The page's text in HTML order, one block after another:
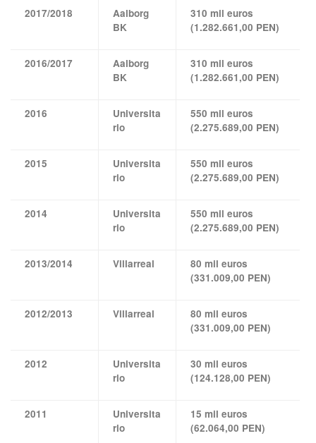
2017/2018
Aalborg
BK
310 mil euros
(1.282.661,00 PEN)
2016/2017
Aalborg
BK
310 mil euros
(1.282.661,00 PEN)
2016
Universita
rio
550 mil euros
(2.275.689,00 PEN)
2015
Universita
rio
550 mil euros
(2.275.689,00 PEN)
2014
Universita
rio
550 mil euros
(2.275.689,00 PEN)
2013/2014 Villarreal
80 mil euros
(331.009,00 PEN)
2012/2013 Villarreal
80 mil euros
(331.009,00 PEN)
2012
Universita
rio
30 mil euros
(124.128,00 PEN)
2011
Universita
rio
15 mil euros
(62.064,00 PEN)